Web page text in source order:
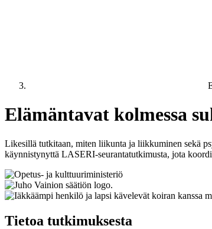
Elämäntavat kolmessa
Likesillä tutkitaan, miten liikunta ja liikkuminen sekä
käynnistynyttä LASERI-seurantatutkimusta, jota
Tietoa tutkimuksesta